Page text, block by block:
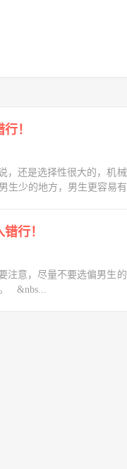
！
还是选择性很大的，机
生少的地方，男生更容易
行！
意，尽量不要选偏男生
&nbs...